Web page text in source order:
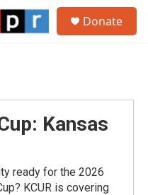
Donate
Kansas
ready for the 2026
KCUR is covering